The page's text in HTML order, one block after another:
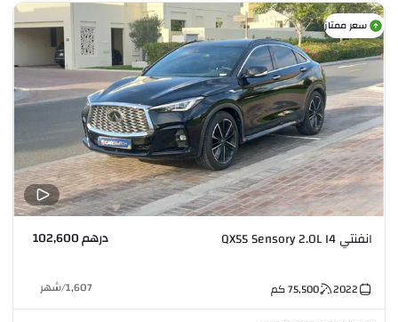
سعر ممتاز
انفنتي QX55 Sensory 2.0L I4 درهم 102,600
2022
75,500كم 1,607
/شهر